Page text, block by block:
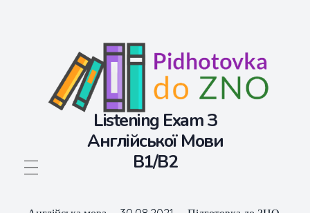
Listening Exam З
Англійської Мови
B1/B2